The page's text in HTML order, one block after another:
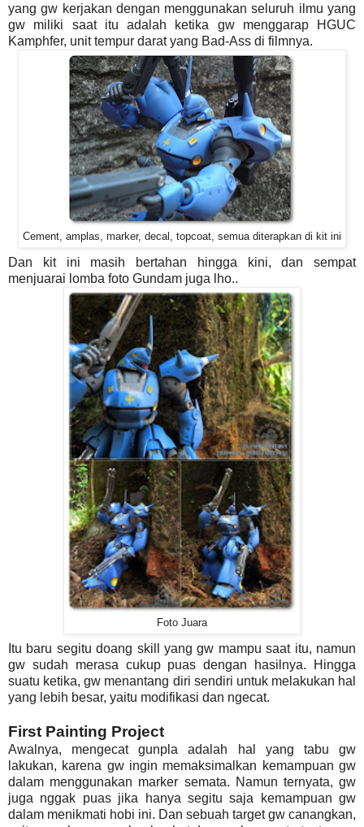
yang gw kerjakan dengan menggunakan seluruh ilmu yang
gw miliki saat itu adalah ketika gw menggarap HGUC
Kamphfer, unit tempur darat yang Bad-Ass di filmnya.
Cement, amplas, marker, decal, topcoat, semua diterapkan di kit ini
Dan kit ini masih bertahan hingga kini, dan sempat
menjuarai lomba foto Gundam juga lho..
Foto Juara
Itu baru segitu doang skill yang gw mampu saat itu, namun
gw sudah merasa cukup puas dengan hasilnya. Hingga
suatu ketika, gw menantang diri sendiri untuk melakukan hal
yang lebih besar, yaitu modifikasi dan ngecat.
First Painting Project
Awalnya, mengecat gunpla adalah hal yang tabu gw
lakukan, karena gw ingin memaksimalkan kemampuan gw
dalam menggunakan marker semata. Namun ternyata, gw
juga nggak puas jika hanya segitu saja kemampuan gw
dalam menikmati hobi ini. Dan sebuah target gw canangkan,